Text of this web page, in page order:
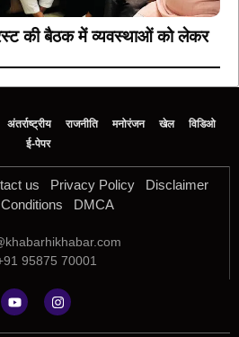
की बैठक में व्यवस्थाओं को लेकर
अंतर्राष्ट्रीय राजनीति मनोरंजन खेल
विडिओ
ई-पेपर
us Privacy Policy
Disclaimer
DMCA
95875 70001